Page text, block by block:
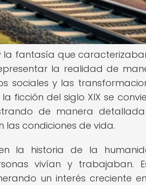
la fantasía que
la realidad de
sociales y las
ficción del siglo XIX se
de manera
las condiciones de vida.
la historia de la
vivían y trabajaban.
un interés creciente